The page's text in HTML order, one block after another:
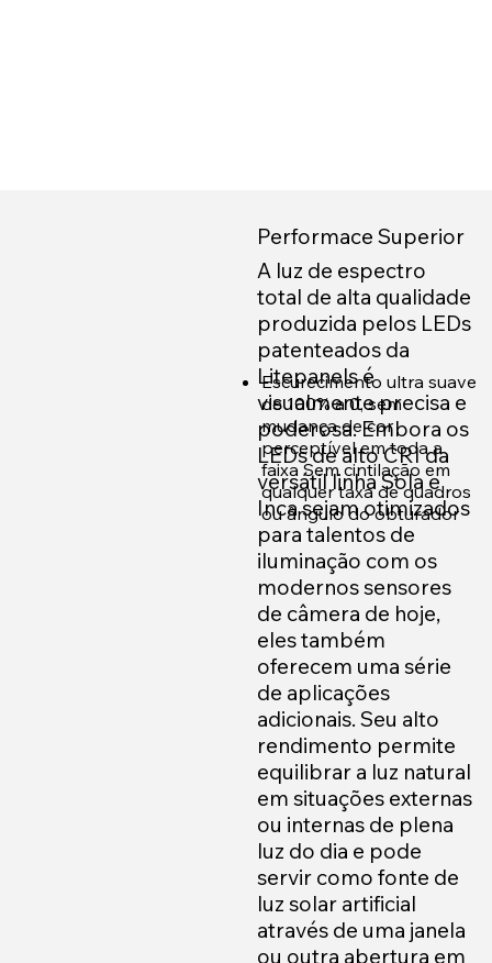
Performace Superior
A luz de espectro
total de alta qualidade
produzida pelos LEDs
patenteados da
Litepanels é
visualmente precisa e
poderosa. Embora os
LEDs de alto CRI da
versátil linha Sola e
Inca sejam otimizados
para talentos de
iluminação com os
modernos sensores
de câmera de hoje,
eles também
oferecem uma série
de aplicações
adicionais. Seu alto
rendimento permite
equilibrar a luz natural
em situações externas
ou internas de plena
luz do dia e pode
servir como fonte de
luz solar artificial
através de uma janela
ou outra abertura em
Escurecimento ultra suave
de 100% a 0, sem
mudança de cor
perceptível em toda a
faixa Sem cintilação em
qualquer taxa de quadros
ou ângulo do obturador